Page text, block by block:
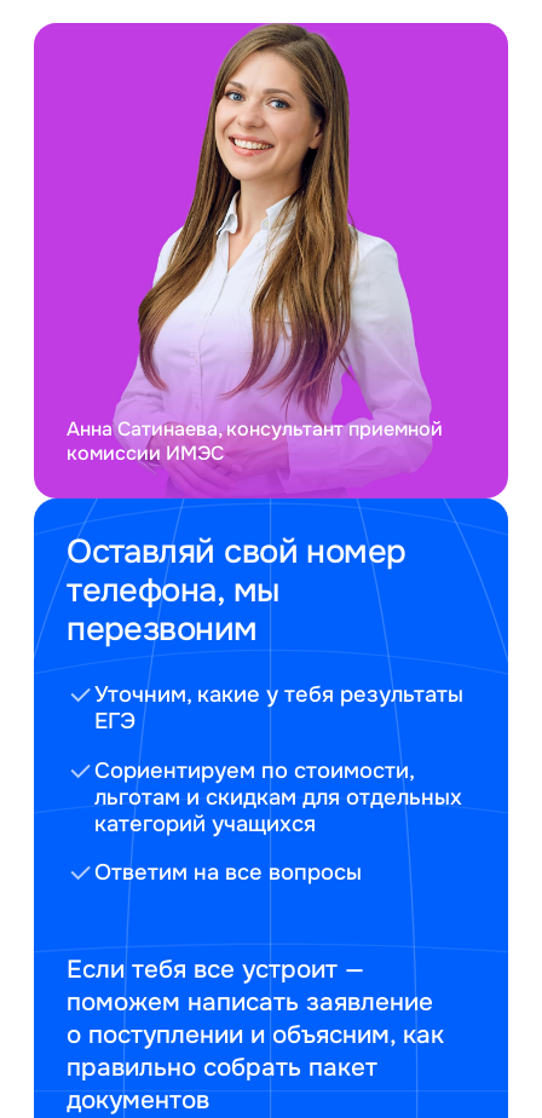
Оставляй свой номер
телефона, мы
перезвоним
Уточним, какие у тебя результаты
ЕГЭ
Сориентируем по стоимости,
льготам и скидкам для отдельных
категорий учащихся
Ответим на все вопросы
Если тебя все устроит —
поможем написать заявление
о поступлении и объясним, как
правильно собрать пакет
документов
Анна Сатинаева, консультант приемной
комиссии ИМЭС